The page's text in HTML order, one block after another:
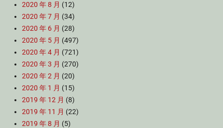
2020 年 8 月 (12)
2020 年 7 月 (34)
2020 年 6 月 (28)
2020 年 5 月 (497)
2020 年 4 月 (721)
2020 年 3 月 (270)
2020 年 2 月 (20)
2020 年 1 月 (15)
2019 年 12 月 (8)
2019 年 11 月 (22)
2019 年 8 月 (5)